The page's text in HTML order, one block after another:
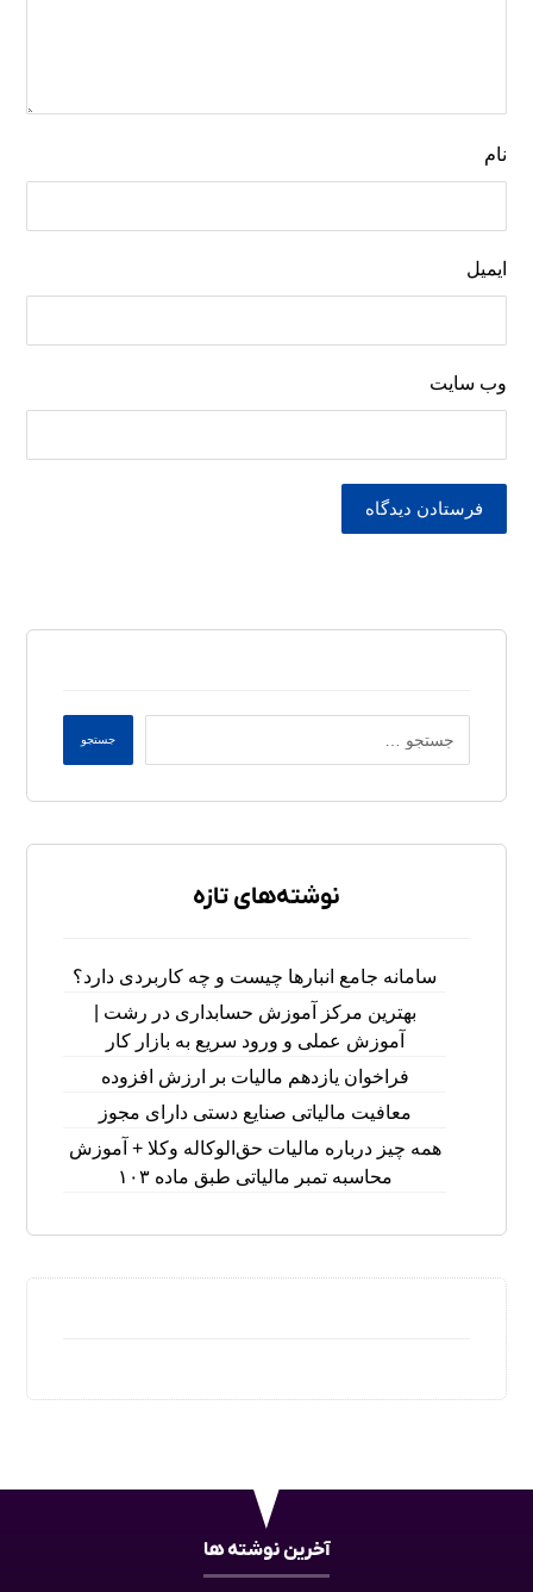
نام
ایمیل
وب‌ سایت
فرستادن دیدگاه
جستجو
نوشته‌های تازه
سامانه جامع انبارها چیست و چه کاربردی دارد؟
بهترین مرکز آموزش حسابداری در رشت |
آموزش عملی و ورود سریع به بازار کار
فراخوان یازدهم مالیات بر ارزش افزوده
معافیت مالیاتی صنایع دستی دارای مجوز
همه چیز درباره مالیات حق‌الوکاله وکلا + آموزش
محاسبه تمبر مالیاتی طبق ماده ۱۰۳
آخرین نوشته ها